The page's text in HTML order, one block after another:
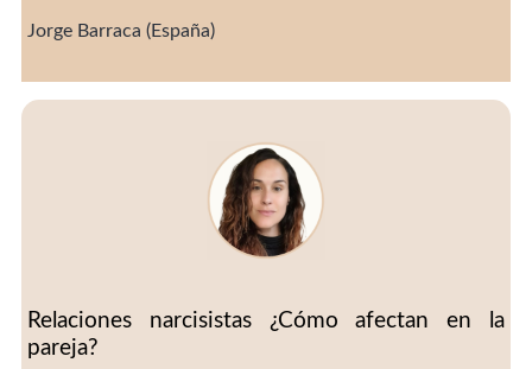
Jorge Barraca (España)
Relaciones narcisistas ¿Cómo afectan en la
pareja?